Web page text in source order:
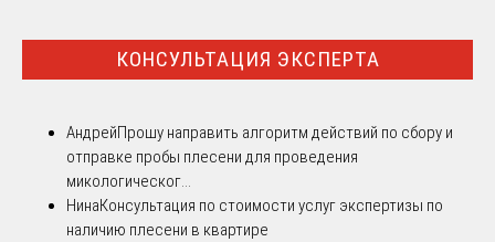
КОНСУЛЬТАЦИЯ ЭКСПЕРТА
АндрейПрошу направить алгоритм действий по сбору и
отправке пробы плесени для проведения
микологическог...
НинаКонсультация по стоимости услуг экспертизы по
наличию плесени в квартире